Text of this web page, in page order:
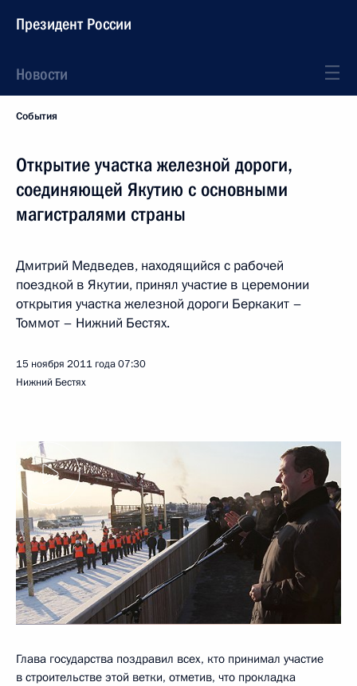
Президент России
Новости
События
Открытие участка железной дороги,
соединяющей Якутию с основными
магистралями страны
Дмитрий Медведев, находящийся с рабочей
поездкой в Якутии, принял участие в церемонии
открытия участка железной дороги Беркакит –
Томмот – Нижний Бестях.
15 ноября 2011 года07:30
Нижний Бестях
Глава государства поздравил всех, кто принимал участие
в строительстве этой ветки, отметив, что прокладка